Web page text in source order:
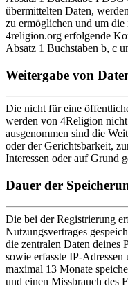
übermittelten Daten,
zu ermöglichen und um
4religion.org erfolgende
Absatz 1 Buchstaben b, c
Weitergabe von
Die nicht für eine
werden von 4Religion
ausgenommen sind die
oder der Gerichtsbarkeit,
Interessen oder auf Grund
Dauer der
Die bei der Registrierung
Nutzungsvertrages
die zentralen Daten deines
sowie erfasste IP-
maximal 13 Monate
und einen Missbrauch des